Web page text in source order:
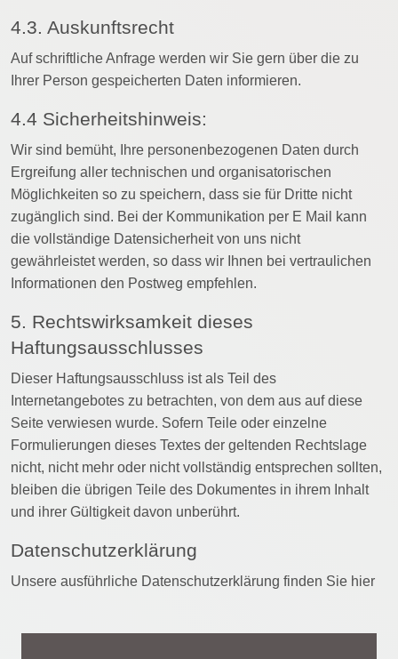
4.3. Auskunftsrecht
Auf schriftliche Anfrage werden wir Sie gern über die zu
Ihrer Person gespeicherten Daten informieren.
4.4 Sicherheitshinweis:
Wir sind bemüht, Ihre personenbezogenen Daten durch
Ergreifung aller technischen und organisatorischen
Möglichkeiten so zu speichern, dass sie für Dritte nicht
zugänglich sind. Bei der Kommunikation per E Mail kann
die vollständige Datensicherheit von uns nicht
gewährleistet werden, so dass wir Ihnen bei vertraulichen
Informationen den Postweg empfehlen.
5. Rechtswirksamkeit dieses
Haftungsausschlusses
Dieser Haftungsausschluss ist als Teil des
Internetangebotes zu betrachten, von dem aus auf diese
Seite verwiesen wurde. Sofern Teile oder einzelne
Formulierungen dieses Textes der geltenden Rechtslage
nicht, nicht mehr oder nicht vollständig entsprechen sollten,
bleiben die übrigen Teile des Dokumentes in ihrem Inhalt
und ihrer Gültigkeit davon unberührt.
Datenschutzerklärung
Unsere ausführliche Datenschutzerklärung finden Sie hier